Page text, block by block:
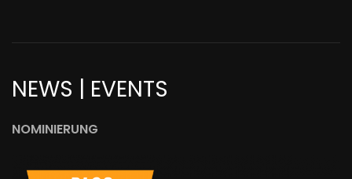
NEWS | EVENTS
NOMINIERUNG